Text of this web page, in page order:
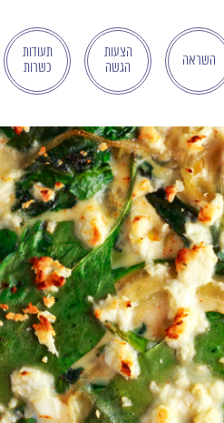
השראה
הצעות
הגשה
תעודות
כשרות